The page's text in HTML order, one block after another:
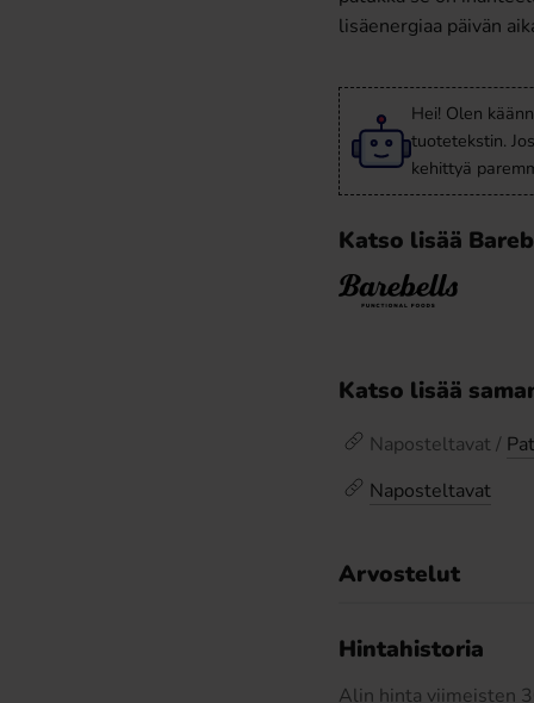
lisäenergiaa päivän
Hei! Olen
tuotetekstin.
kehittyä
Katso lisää
Katso lisää
Naposteltavat /
Naposteltavat
Arvostelut
Hintahistoria
Alin hinta viimeisten